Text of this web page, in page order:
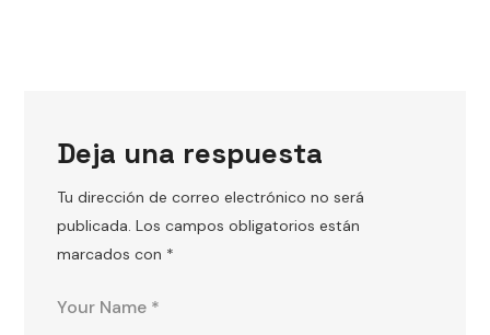
Deja una respuesta
Tu dirección de correo electrónico no será
publicada. Los campos obligatorios están
marcados con *